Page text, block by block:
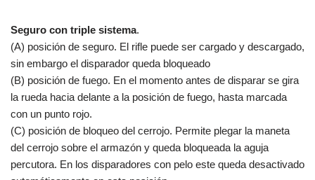
Seguro con triple sistema.
(A) posición de seguro. El rifle puede ser cargado y descargado,
sin embargo el disparador queda bloqueado
(B) posición de fuego. En el momento antes de disparar se gira
la rueda hacia delante a la posición de fuego, hasta marcada
con un punto rojo.
(C) posición de bloqueo del cerrojo. Permite plegar la maneta
del cerrojo sobre el armazón y queda bloqueada la aguja
percutora. En los disparadores con pelo este queda desactivado